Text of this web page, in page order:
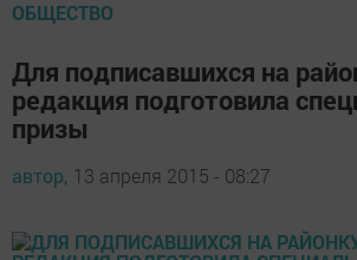
ОБЩЕСТВО
Для подписавшихся на
редакция подготовила
призы
автор, 13 апреля 2015 - 08:27